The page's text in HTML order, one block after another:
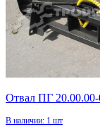
Отвал ПГ 20.00.00-
В наличии: 1 шт